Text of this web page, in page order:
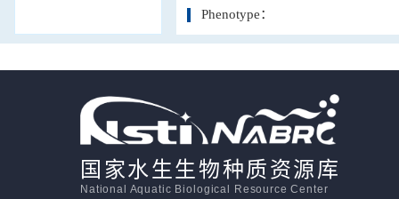
Phenotype：
国家水生生物种质资源库
National Aquatic Biological Resource Center